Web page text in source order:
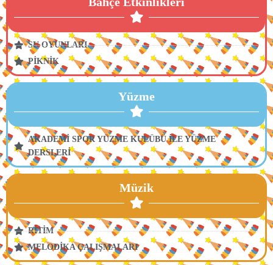
SU OYUNLARI
PİKNİK
Yüzme
AKADEMİ SPOR YÜZME KULÜBÜ İLE YÜZME
DERSLERİ
Müzik
RİTİM
MELODİKA ÇALIŞMALARI